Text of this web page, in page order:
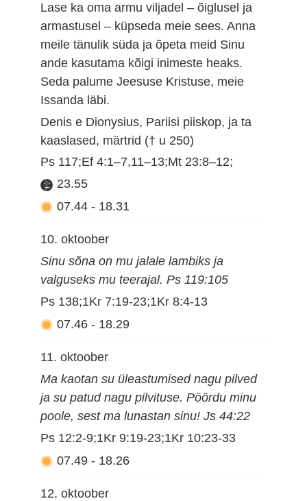
Lase ka oma armu viljadel – õiglusel ja
armastusel – küpseda meie sees. Anna
meile tänulik süda ja õpeta meid Sinu
ande kasutama kõigi inimeste heaks.
Seda palume Jeesuse Kristuse, meie
Issanda läbi.
Denis e Dionysius, Pariisi piiskop, ja ta
kaaslased, märtrid († u 250)
Ps 117;Ef 4:1–7,11–13;Mt 23:8–12;
23.55
07.44 - 18.31
10. oktoober
Sinu sõna on mu jalale lambiks ja
valguseks mu teerajal. Ps 119:105
Ps 138;1Kr 7:19-23;1Kr 8:4-13
07.46 - 18.29
11. oktoober
Ma kaotan su üleastumised nagu pilved
ja su patud nagu pilvituse. Pöördu minu
poole, sest ma lunastan sinu! Js 44:22
Ps 12:2-9;1Kr 9:19-23;1Kr 10:23-33
07.49 - 18.26
12. oktoober